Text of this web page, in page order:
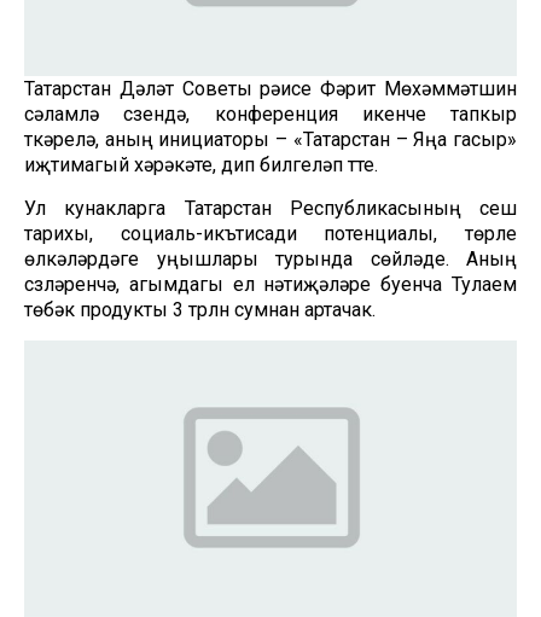
Татарстан Дәүләт Советы рәисе Фәрит Мөхәммәтшин
сәламләү сүзендә, конференция икенче тапкыр
үткәрелә, аның инициаторы – «Татарстан – Яңа гасыр»
иҗтимагый хәрәкәте, дип билгеләп үтте.
Ул кунакларга Татарстан Республикасының үсеш
тарихы, социаль-икътисади потенциалы, төрле
өлкәләрдәге уңышлары турында сөйләде. Аның
сүзләренчә, агымдагы ел нәтиҗәләре буенча Тулаем
төбәк продукты 3 трлн сумнан артачак.